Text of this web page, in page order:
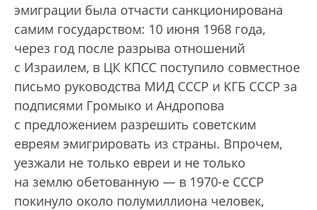
эмиграции была отчасти санкционирована
самим государством: 10 июня 1968 года,
через год после разрыва отношений
с Израилем, в ЦК КПСС поступило совместное
письмо руководства МИД СССР и КГБ СССР за
подписями Громыко и Андропова
с предложением разрешить советским
евреям эмигрировать из страны. Впрочем,
уезжали не только евреи и не только
на землю обетованную — в 1970-е СССР
покинуло около полумиллиона человек,